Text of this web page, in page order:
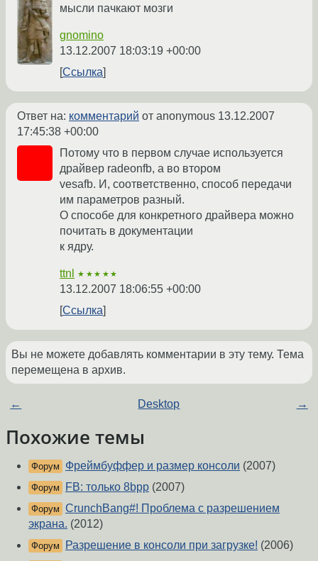
мысли пачкают мозги
gnomino
13.12.2007 18:03:19 +00:00
Ссылка
Ответ на: комментарий от anonymous 13.12.2007
17:45:38 +00:00
Потому что в первом случае используется
драйвер radeonfb, а во втором
vesafb. И, соответственно, способ передачи
им параметров разный.
О способе для конкретного драйвера можно
почитать в документации
к ядру.
ttnl ★★★★★
13.12.2007 18:06:55 +00:00
Ссылка
Вы не можете добавлять комментарии в эту тему. Тема
перемещена в архив.
← Desktop →
Похожие темы
Форум Фреймбуффер и размер консоли (2007)
Форум FB: только 8bpp (2007)
Форум CrunchBang#! Проблема с разрешением
экрана. (2012)
Форум Разрешение в консоли при загрузке! (2006)